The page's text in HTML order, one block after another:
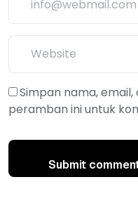
Simpan nama,
peramban ini untuk
Submit